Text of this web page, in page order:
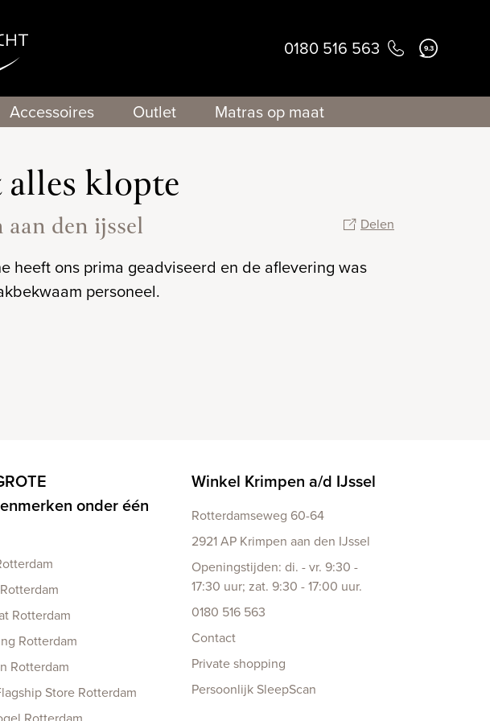
0180 516 563 9.3
Accessoires Outlet Matras op maat
klopte
den ijssel Delen
heeft ons prima geadviseerd en de aflevering was
personeel.
onder één
Rotterdam
Rotterdam
Rotterdam
Store Rotterdam
Winkel Krimpen a/d IJssel
Rotterdamseweg 60-64
2921 AP Krimpen aan den IJssel
Openingstijden: di. - vr. 9:30 -
17:30 uur; zat. 9:30 - 17:00 uur.
0180 516 563
Contact
Private shopping
Persoonlijk SleepScan